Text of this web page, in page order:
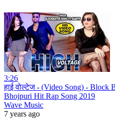
3:26
हाई वोल्टेज - (Video Song) - Block
Bhojpuri Hit Rap Song 2019
Wave Music
7 years ago